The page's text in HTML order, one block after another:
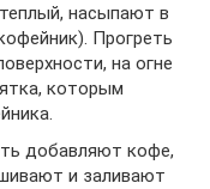
насыпают в
Прогреть
на огне
которым
добавляют кофе,
и заливают